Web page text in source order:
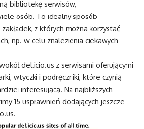
bibliotekę serwisów,
osób. To idealny sposób
z których można korzystać
np. w celu znalezienia ciekawych
del.icio.us z serwisami oferującymi
wtyczki i podręczniki, które czynią
interesującą. Na najbliższych
15 usprawnień dodających jeszcze